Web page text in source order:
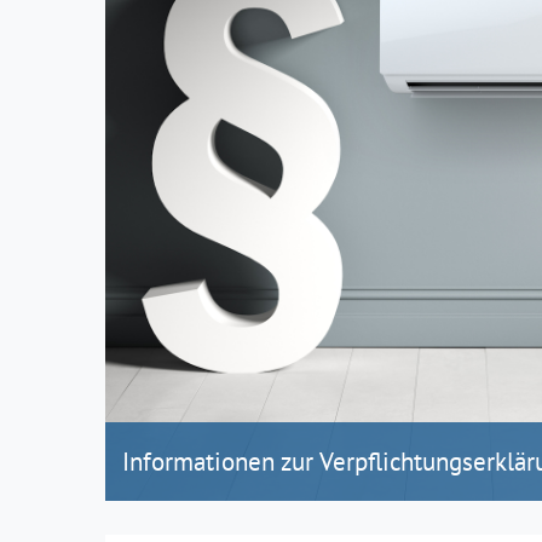
Informationen zur